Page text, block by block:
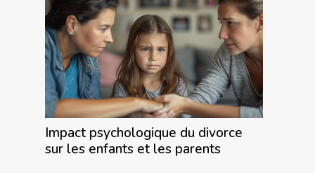
Impact psychologique du divorce
sur les enfants et les parents